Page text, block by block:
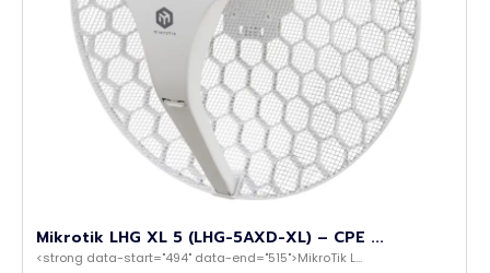
Mikrotik LHG XL 5 (LHG-5AXD-XL) – CPE ...
<strong data-start="494" data-end="515">MikroTik L...